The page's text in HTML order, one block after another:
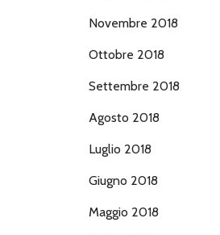
Novembre 2018
Ottobre 2018
Settembre 2018
Agosto 2018
Luglio 2018
Giugno 2018
Maggio 2018